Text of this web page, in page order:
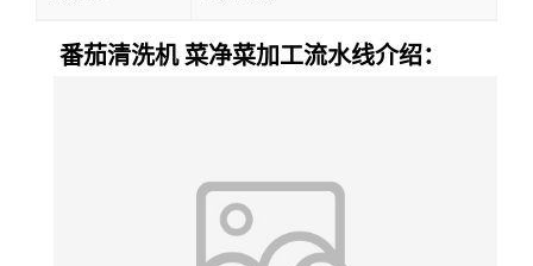
番茄清洗机 菜净菜加工流水线介绍：